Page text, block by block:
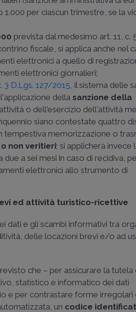
per ciascun trimestre, se la
prevista dal medesimo art. 11, c.
fiscale, si applica anche nel
elettronici a quello di
elettronici giornalieri;
3 D.Lgs. 127/2015, il sistema delle
della sanzione della
o dell'esercizio dell'attività
siano contestate quattro
tempestiva memorizzazione o
non veritieri; si applicherà invece
a sei mesi in caso di recidiva,
elettronici allo strumento di
ed attività turistico-ricettive
dati e gli scambi informativi tra
delle locazioni brevi e/o ad
che – per assicurare la tutela
statistico e informatico dei dati
e per contrastare forme irregolari
un codice